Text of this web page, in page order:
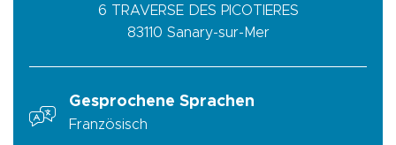
6 TRAVERSE DES PICOTIERES
83110 Sanary-sur-Mer
Gesprochene Sprachen
Französisch